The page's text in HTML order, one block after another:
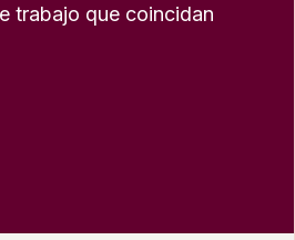
trabajo que coincidan